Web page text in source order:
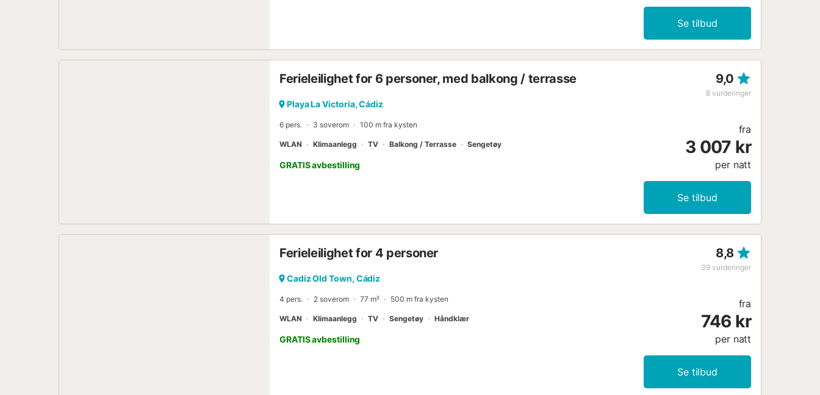
Se tilbud
Ferieleilighet for 6 personer, med balkong / terrasse 9,0
8 vurderinger
Playa La Victoria, Cádiz
6 pers. 3 soverom 100 m fra kysten
WLAN Klimaanlegg TV Balkong / Terrasse Sengetøy
GRATIS avbestilling
fra
3 007 kr
per natt
Se tilbud
Ferieleilighet for 4 personer 8,8
39 vurderinger
Cadiz Old Town, Cádiz
4 pers. 2 soverom 77 m² 500 m fra kysten
WLAN Klimaanlegg TV Sengetøy Håndklær
GRATIS avbestilling
fra
746 kr
per natt
Se tilbud